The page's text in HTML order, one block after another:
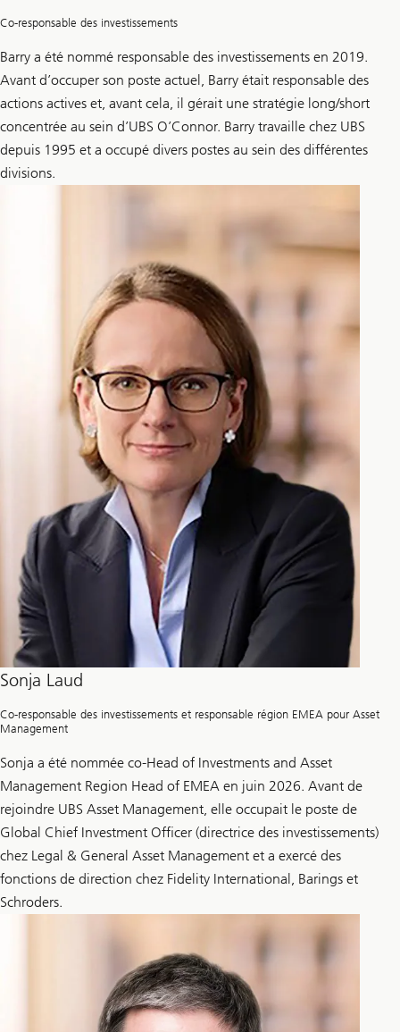
Co-responsable des investissements
Barry a été nommé responsable des investissements en 2019.
Avant d’occuper son poste actuel, Barry était responsable des
actions actives et, avant cela, il gérait une stratégie long/short
concentrée au sein d’UBS O’Connor. Barry travaille chez UBS
depuis 1995 et a occupé divers postes au sein des différentes
divisions.
Sonja Laud
Co-responsable des investissements et responsable région EMEA pour Asset
Management
Sonja a été nommée co-Head of Investments and Asset
Management Region Head of EMEA en juin 2026. Avant de
rejoindre UBS Asset Management, elle occupait le poste de
Global Chief Investment Officer (directrice des investissements)
chez Legal & General Asset Management et a exercé des
fonctions de direction chez Fidelity International, Barings et
Schroders.